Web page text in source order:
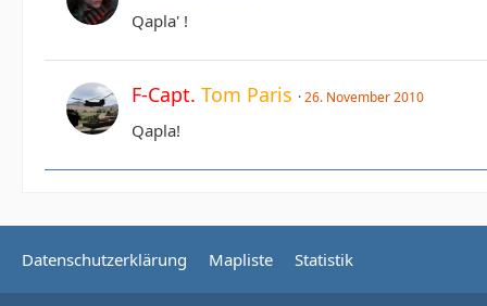
Qapla' !
F-Capt. Tom Paris 26. November 2010
Qapla!
Datenschutzerklärung Mapliste Statistik